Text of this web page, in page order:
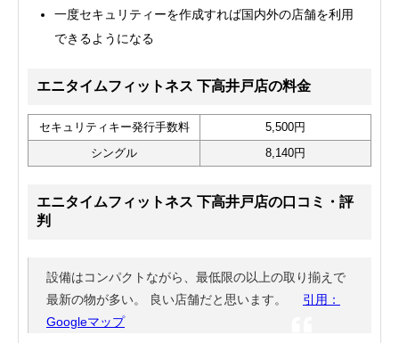
一度セキュリティーを作成すれば国内外の店舗を利用
できるようになる
エニタイムフィットネス 下高井戸店の料金
セキュリティキー発行手数料
5,500円
シングル
8,140円
エニタイムフィットネス 下高井戸店の口コミ・評
判
設備はコンパクトながら、最低限の以上の取り揃えで
最新の物が多い。 良い店舗だと思います。 引用：
Googleマップ